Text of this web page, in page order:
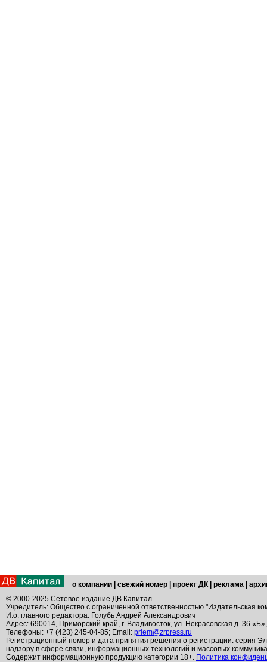
о компании свежий номер проект ДК реклама
© 2000-2025 Сетевое издание ДВ Капитал
Учредитель: Общество с ограниченной ответственностью "Издательская
И.о. главного редактора: Голубь Андрей Александрович
Адрес: 690014, Приморский край, г. Владивосток, ул. Некрасовская д. 36
Телефоны: +7 (423) 245-04-85; Email: priem@zrpress.ru
Регистрационный номер и дата принятия решения о регистрации: серия
надзору в сфере связи, информационных технологий и массовых
Содержит информационную продукцию категории 18+. Политика